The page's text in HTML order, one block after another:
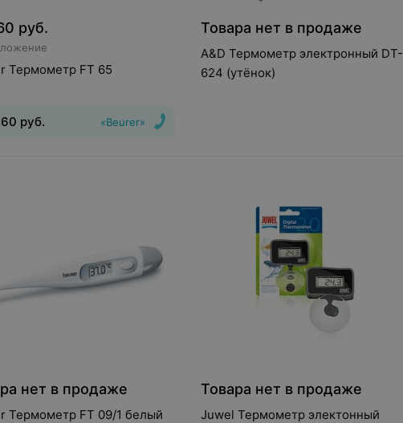
руб.
Термометр FT 65
«Beurer»
руб.
Товара нет в продаже
A&D Термометр электронный DT-
624 (утёнок)
нет в продаже
Термометр FT 09/1 белый
Товара нет в продаже
Juwel Термометр электонный